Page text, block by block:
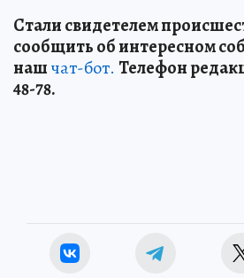
Стали свидетелем
сообщить об интересном
нашчат-бот. Телефон
48-78.